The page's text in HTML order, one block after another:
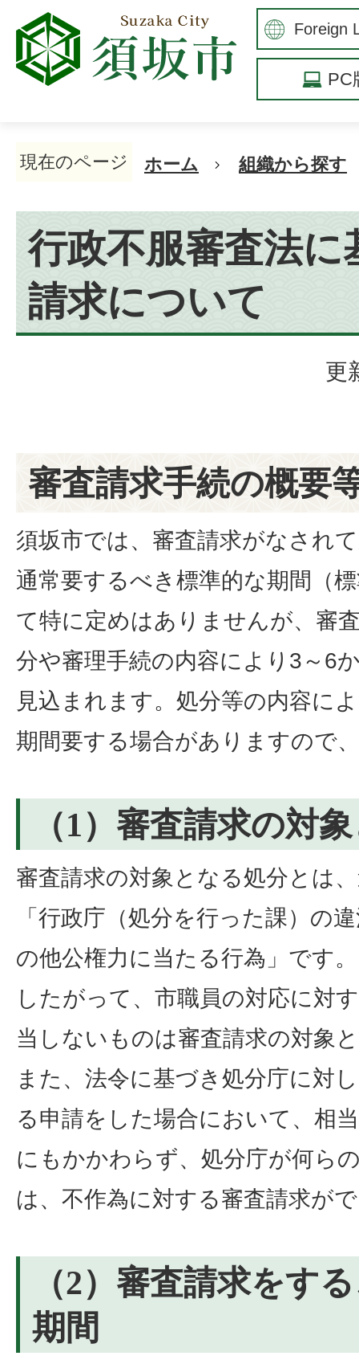
PC
現在のページ ホーム 組織から探す
行政不服審査法に
請求について
更
審査請求手続の概要
須坂市では、審査請求がなされ
通常要するべき標準的な期間（
て特に定めはありませんが、審
分や審理手続の内容により3～6
見込まれます。処分等の内容に
期間要する場合がありますので
（1）審査請求の対
審査請求の対象となる処分とは
「行政庁（処分を行った課）の
の他公権力に当たる行為」です。
したがって、市職員の対応に対
当しないものは審査請求の対象
また、法令に基づき処分庁に対
る申請をした場合において、相
にもかかわらず、処分庁が何ら
は、不作為に対する審査請求が
（2）審査請求をす
期間